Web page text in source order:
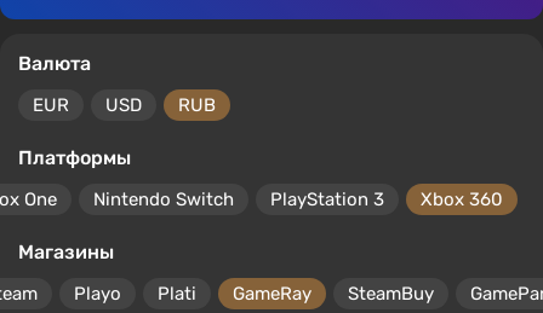
Валюта
EUR USD RUB
Платформы
One Nintendo Switch PlayStation 3 Xbox 360
Магазины
Playo Plati GameRay SteamBuy